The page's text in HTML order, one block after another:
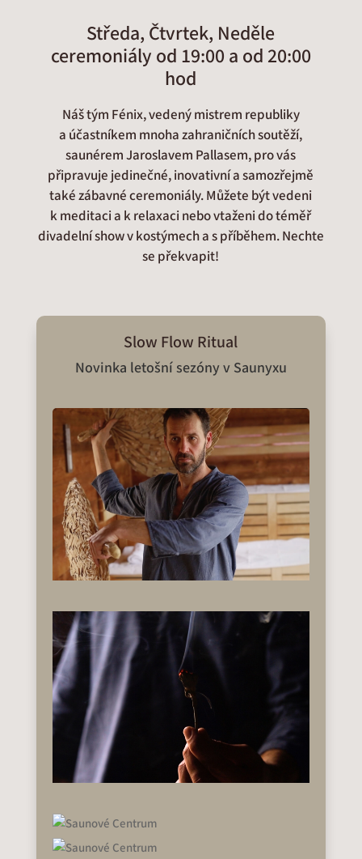
Středa, Čtvrtek, Neděle
ceremoniály od 19:00 a od 20:00
hod
Náš tým Fénix, vedený mistrem republiky
a účastníkem mnoha zahraničních soutěží,
saunérem Jaroslavem Pallasem, pro vás
připravuje jedinečné, inovativní a samozřejmě
také zábavné ceremoniály. Můžete být vedeni
k meditaci a k relaxaci nebo vtaženi do téměř
divadelní show v kostýmech a s příběhem. Nechte
se překvapit!
Slow Flow Ritual
Novinka letošní sezóny v Saunyxu